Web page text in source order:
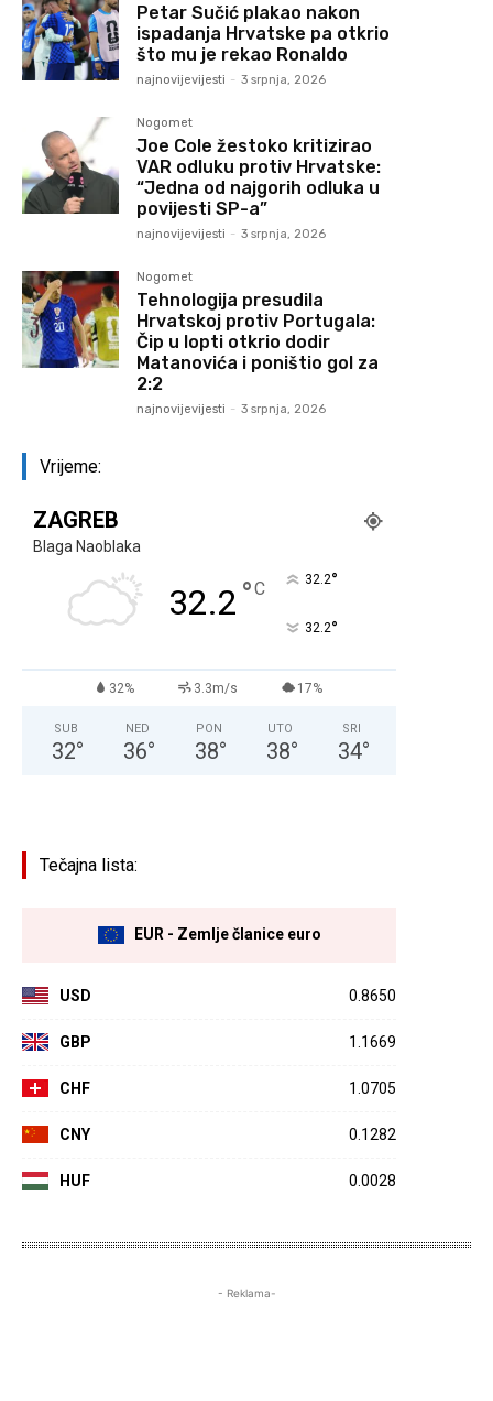
Petar Sučić plakao nakon
ispadanja Hrvatske pa otkrio
što mu je rekao Ronaldo
najnovijevijesti - 3 srpnja, 2026
Nogomet
Joe Cole žestoko kritizirao
VAR odluku protiv Hrvatske:
“Jedna od najgorih odluka u
povijesti SP-a”
najnovijevijesti - 3 srpnja, 2026
Nogomet
Tehnologija presudila
Hrvatskoj protiv Portugala:
Čip u lopti otkrio dodir
Matanovića i poništio gol za
2:2
najnovijevijesti - 3 srpnja, 2026
Vrijeme:
ZAGREB
Blaga Naoblaka
32.2 °C 32.2°
32.2°
32% 3.3m/s 17%
SUB
32°
NED
36°
PON
38°
UTO
38°
SRI
34°
Tečajna lista:
EUR - Zemlje članice euro
USD 0.8650
GBP 1.1669
CHF 1.0705
CNY 0.1282
HUF 0.0028
- Reklama-